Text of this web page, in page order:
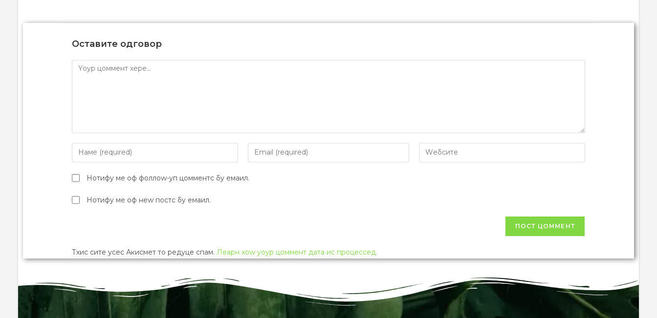
Оставите одговор
Нотифy ме оф фоллоw-уп цомментс бy емаил.
Нотифy ме оф неw постс бy емаил.
Тхис сите усес Акисмет то редуце спам. Леарн хоw yоур цоммент дата ис процессед.